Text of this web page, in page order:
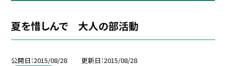
夏を惜しんで 大人の部活動
公開日 2015/08/28 更新日 2015/08/28